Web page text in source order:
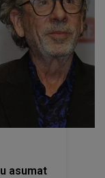
asumat